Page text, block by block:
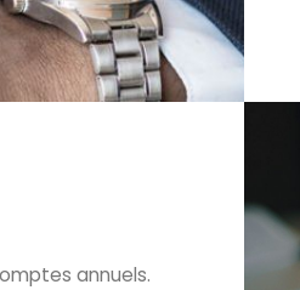
annuels.